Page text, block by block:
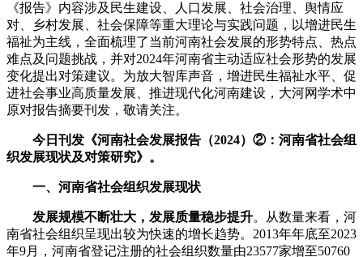
《报告》内容涉及民生建设、人口发展、社会治理、舆情应
对、乡村发展、社会保障等重大理论与实践问题，以增进民生
福祉为主线，全面梳理了当前河南社会发展的形势特点、热点
难点及问题挑战，并对2024年河南省主动适应社会形势的发展
变化提出对策建议。为放大智库声音，增进民生福祉水平、促
进社会事业高质量发展、推进现代化河南建设，大河网学术中
原对报告摘要刊发，敬请关注。
今日刊发《河南社会发展报告（2024）②：河南省社会组
织发展现状及对策研究》。
一、河南省社会组织发展现状
发展规模不断壮大，发展质量稳步提升。从数量来看，河
南省社会组织呈现出较为快速的增长趋势。2013年年底至2023
年9月，河南省登记注册的社会组织数量由23577家增至50760